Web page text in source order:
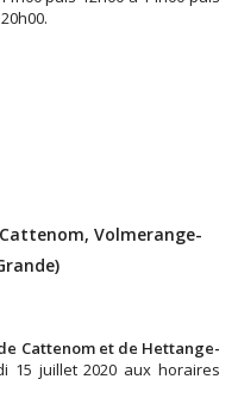
Volmerange-
Cattenom et de Hettange-
15 juillet 2020 aux horaires